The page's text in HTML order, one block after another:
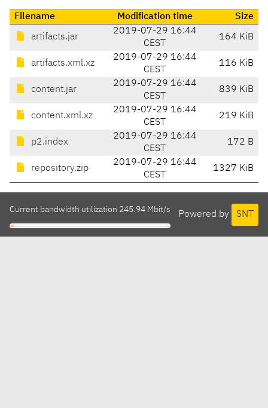
Filename Modification time Size
artifacts.jar
2019-07-29 16:44
CEST
164 KiB
artifacts.xml.xz
2019-07-29 16:44
CEST
116 KiB
content.jar
2019-07-29 16:44
CEST
839 KiB
content.xml.xz
2019-07-29 16:44
CEST
219 KiB
p2.index
2019-07-29 16:44
CEST
172 B
repository.zip
2019-07-29 16:44
CEST
1327 KiB
Powered by SNT
Current bandwidth utilization 245.94 Mbit/s